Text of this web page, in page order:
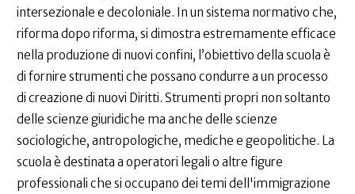
intersezionale e decoloniale. In un sistema normativo che,
riforma dopo riforma, si dimostra estremamente efficace
nella produzione di nuovi confini, l’obiettivo della scuola è
di fornire strumenti che possano condurre a un processo
di creazione di nuovi Diritti. Strumenti propri non soltanto
delle scienze giuridiche ma anche delle scienze
sociologiche, antropologiche, mediche e geopolitiche. La
scuola è destinata a operatori legali o altre figure
professionali che si occupano dei temi dell'immigrazione